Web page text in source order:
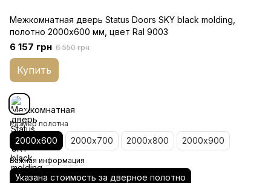
Межкомнатная дверь Status Doors SKY black molding,
полотно 2000х600 мм, цвет Ral 9003
6 157 грн 6 550 грн
Купить
Размер полотна
2000х600 2000х700 2000х800 2000х900
Важная информация
Указана стоимость за дверное полотно